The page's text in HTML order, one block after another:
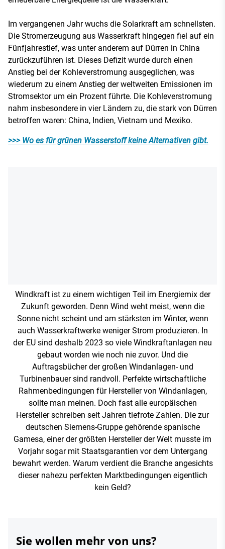
Im vergangenen Jahr wuchs die Solarkraft am schnellsten.
Die Stromerzeugung aus Wasserkraft hingegen fiel auf ein
Fünfjahrestief, was unter anderem auf Dürren in China
zurückzuführen ist. Dieses Defizit wurde durch einen
Anstieg bei der Kohleverstromung ausgeglichen, was
wiederum zu einem Anstieg der weltweiten Emissionen im
Stromsektor um ein Prozent führte. Die Kohleverstromung
nahm insbesondere in vier Ländern zu, die stark von Dürren
betroffen waren: China, Indien, Vietnam und Mexiko.
>>> Wo es für grünen Wasserstoff keine Alternativen gibt.
Windkraft ist zu einem wichtigen Teil im Energiemix der
Zukunft geworden. Denn Wind weht meist, wenn die
Sonne nicht scheint und am stärksten im Winter, wenn
auch Wasserkraftwerke weniger Strom produzieren. In
der EU sind deshalb 2023 so viele Windkraftanlagen neu
gebaut worden wie noch nie zuvor. Und die
Auftragsbücher der großen Windanlagen- und
Turbinenbauer sind randvoll. Perfekte wirtschaftliche
Rahmenbedingungen für Hersteller von Windanlagen,
sollte man meinen. Doch fast alle europäischen
Hersteller schreiben seit Jahren tiefrote Zahlen. Die zur
deutschen Siemens-Gruppe gehörende spanische
Gamesa, einer der größten Hersteller der Welt musste im
Vorjahr sogar mit Staatsgarantien vor dem Untergang
bewahrt werden. Warum verdient die Branche angesichts
dieser nahezu perfekten Marktbedingungen eigentlich
kein Geld?
Sie wollen mehr von uns?